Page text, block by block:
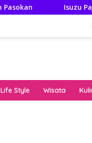
Isuzu Pajang Modifikasi
Life Style Wisata